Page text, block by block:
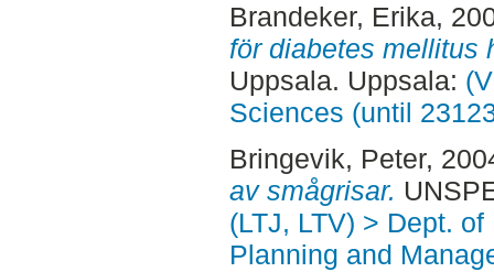
Brandeker, Erika,
för diabetes mellitus
Uppsala. Uppsala:
Sciences (until
Bringevik, Peter,
av smågrisar.
(LTJ, LTV) > Dept.
Planning and